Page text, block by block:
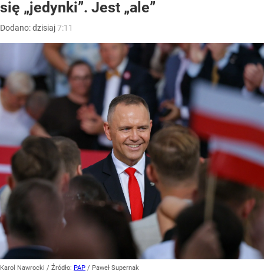
się „jedynki”. Jest „ale”
Dodano:dzisiaj7:11
Karol Nawrocki / Źródło: PAP / Paweł Supernak